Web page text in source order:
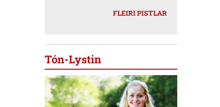
FLEIRI PISTLAR
Tón-Lystin